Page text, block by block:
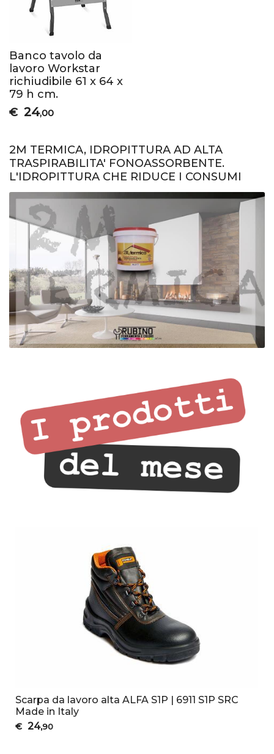
Banco tavolo da
lavoro Workstar
richiudibile 61 x 64 x
79 h cm.
€ 24,00
2M TERMICA, IDROPITTURA AD ALTA
TRASPIRABILITA' FONOASSORBENTE.
L'IDROPITTURA CHE RIDUCE I CONSUMI
Scarpa da lavoro alta ALFA S1P | 6911 S1P SRC
Made in Italy
€ 24,90